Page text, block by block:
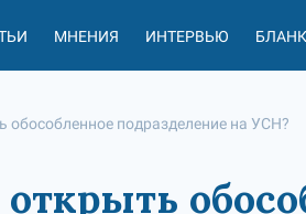
МНЕНИЯ ИНТЕРВЬЮ
подразделение на УСН?